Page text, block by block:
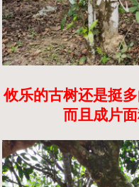
攸乐的古树还是挺
而且成片